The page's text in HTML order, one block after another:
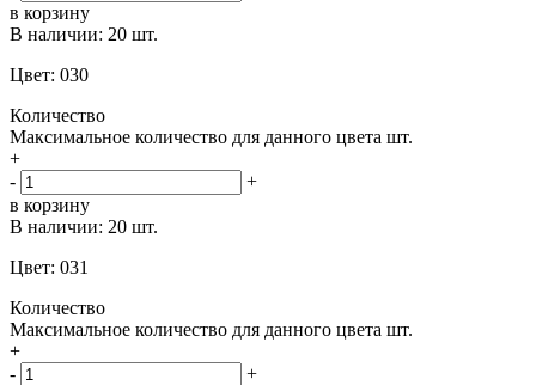
в корзину
В наличии: 20 шт.
Цвет: 030
Количество
Максимальное количество для данного цвета шт.
+
-
+
в корзину
В наличии: 20 шт.
Цвет: 031
Количество
Максимальное количество для данного цвета шт.
+
-
+